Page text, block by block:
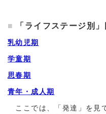
「ライフステージ別」
乳幼児期
学童期
思春期
青年・成人期
ここでは、「発達」を見